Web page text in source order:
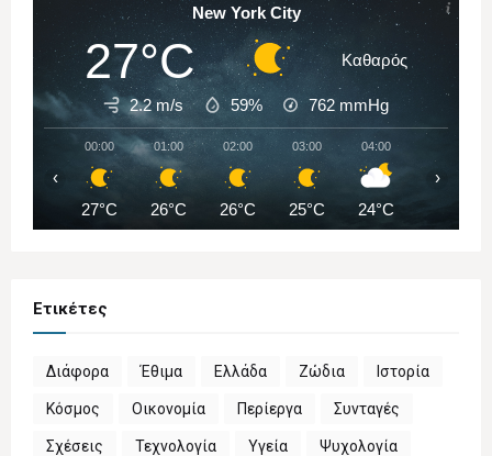
New York City
27°C Καθαρός
2.2 m/s 59% 762 mmHg
00:00
27°C
01:00
26°C
02:00
26°C
03:00
25°C
04:00
24°C
‹ ›
Ετικέτες
Διάφορα Έθιμα Ελλάδα Ζώδια Ιστορία
Κόσμος Οικονομία Περίεργα Συνταγές
Σχέσεις Τεχνολογία Υγεία Ψυχολογία